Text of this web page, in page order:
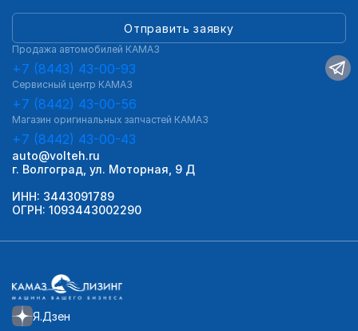
Я.Дзен
Отправить заявку
Продажа автомобилей КАМАЗ
+7 (8443) 43-00-93
Сервисный центр КАМАЗ
+7 (8442) 43-00-56
Магазин оригинальных запчастей КАМАЗ
+7 (8442) 43-00-43
auto@volteh.ru
г. Волгоград, ул. Моторная, 9 Д
ИНН: 3443091789
ОГРН: 1093443002290